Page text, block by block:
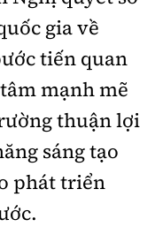
gia về
tiến quan
mạnh mẽ
thuận lợi
sáng tạo
phát triển